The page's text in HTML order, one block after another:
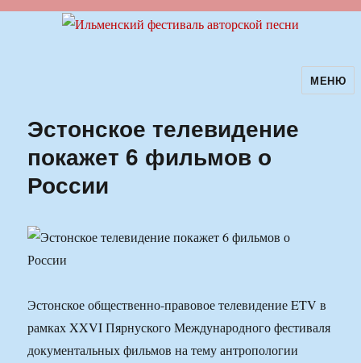
Ильменский фестиваль авторскойМЕНЮ
Эстонское телевидение
покажет 6 фильмов о
России
Эстонское общественно-правовое телевидение ETV в
рамках XXVI Пярнуского Международного фестиваля
документальных фильмов на тему антропологии